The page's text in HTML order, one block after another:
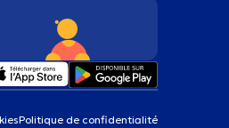
Politique de confidentialité